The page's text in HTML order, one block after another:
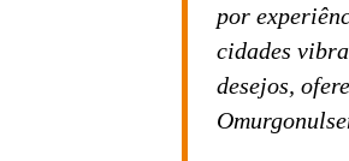
por
cidades
desejos,